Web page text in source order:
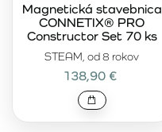
STEAM, od 8 rokov
Magnetická stavebnica
CONNETIX® PRO
Constructor Set 70 ks
138,90 €